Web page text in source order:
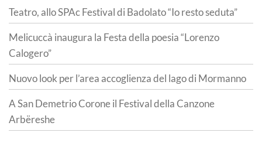
Teatro, allo SPAc Festival di Badolato “Io resto seduta”
Melicuccà inaugura la Festa della poesia “Lorenzo
Calogero”
Nuovo look per l’area accoglienza del lago di Mormanno
A San Demetrio Corone il Festival della Canzone
Arbëreshe